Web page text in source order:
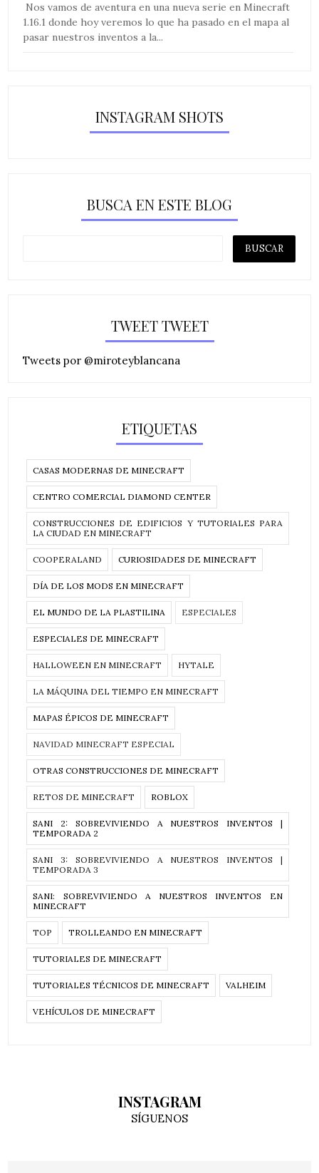
Nos vamos de aventura en una nueva serie en Minecraft
1.16.1 donde hoy veremos lo que ha pasado en el mapa al
pasar nuestros inventos a la...
INSTAGRAM SHOTS
BUSCA EN ESTE BLOG
TWEET TWEET
Tweets por @miroteyblancana
ETIQUETAS
CASAS MODERNAS DE MINECRAFT
CENTRO COMERCIAL DIAMOND CENTER
CONSTRUCCIONES DE EDIFICIOS Y TUTORIALES PARA
LA CIUDAD EN MINECRAFT
COOPERALAND CURIOSIDADES DE MINECRAFT
DÍA DE LOS MODS EN MINECRAFT
EL MUNDO DE LA PLASTILINA ESPECIALES
ESPECIALES DE MINECRAFT
HALLOWEEN EN MINECRAFT HYTALE
LA MÁQUINA DEL TIEMPO EN MINECRAFT
MAPAS ÉPICOS DE MINECRAFT
NAVIDAD MINECRAFT ESPECIAL
OTRAS CONSTRUCCIONES DE MINECRAFT
RETOS DE MINECRAFT ROBLOX
SANI 2: SOBREVIVIENDO A NUESTROS INVENTOS |
TEMPORADA 2
SANI 3: SOBREVIVIENDO A NUESTROS INVENTOS |
TEMPORADA 3
SANI: SOBREVIVIENDO A NUESTROS INVENTOS EN
MINECRAFT
TOP TROLLEANDO EN MINECRAFT
TUTORIALES DE MINECRAFT
TUTORIALES TÉCNICOS DE MINECRAFT VALHEIM
VEHÍCULOS DE MINECRAFT
INSTAGRAM
SÍGUENOS